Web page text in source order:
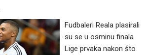
Fudbaleri Reala plasirali
su se u osminu finala
Lige prvaka nakon što